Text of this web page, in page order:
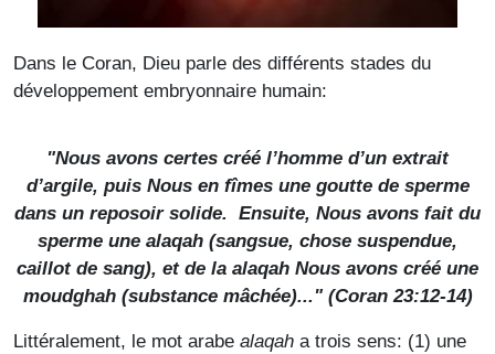
Dans le Coran, Dieu parle des différents stades du
développement embryonnaire humain:
"Nous avons certes créé l’homme d’un extrait
d’argile, puis Nous en fîmes une goutte de sperme
dans un reposoir solide. Ensuite, Nous avons fait du
sperme une alaqah (sangsue, chose suspendue,
caillot de sang), et de la alaqah Nous avons créé une
moudghah(substance mâchée)..." (Coran 23:12-14)
Littéralement, le mot arabe alaqah a trois sens: (1) une